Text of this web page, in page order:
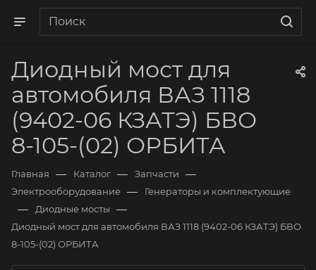
Диодный мост для
автомобиля ВАЗ 1118
(9402-06 КЗАТЭ) БВО
8-105-(02) ОРБИТА
Главная — Каталог — Запчасти —
Электрооборудование — Генераторы и комплектующие
— Диодные мосты —
Диодный мост для автомобиля ВАЗ 1118 (9402-06 КЗАТЭ) БВО
8-105-(02) ОРБИТА